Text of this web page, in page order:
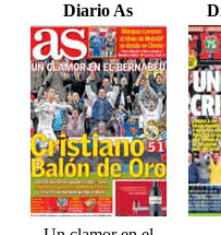
Diario As